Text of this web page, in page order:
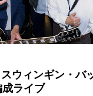
ウィンギン・
ライブ